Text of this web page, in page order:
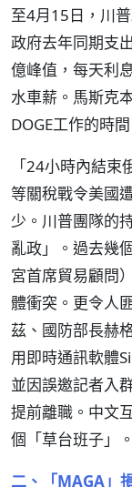
至4月15日，川
政府去年同期支
億峰值，每天利
水車薪。馬斯克
DOGE工作的時
「24小時內結
等關稅戰令美國
少。川普團隊的
亂政」。過去幾
宮首席貿易顧問
體衝突。更令人
茲、國防部長赫
用即時通訊軟體
並因誤邀記者入
提前離職。中文
個「草台班子」。
二、「MAGA」